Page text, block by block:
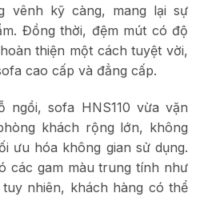
vênh kỹ càng, mang lại sự
Đồng thời, đệm mút có độ
thiện một cách tuyệt vời,
cao cấp và đẳng cấp.
ngồi, sofa HNS110 vừa vặn
khách rộng lớn, không
ưu hóa không gian sử dụng.
các gam màu trung tính như
nhiên, khách hàng có thể